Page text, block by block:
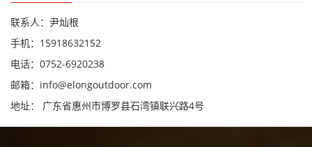
联系人：尹灿根
手机：15918632152
电话：0752-6920238
邮箱： info@elongoutdoor.com
地址： 广东省惠州市博罗县石湾镇联兴路4号